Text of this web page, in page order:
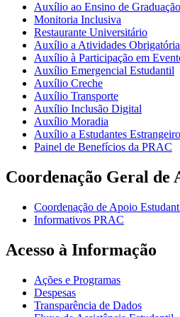
Auxílio ao Ensino de Graduação
Monitoria Inclusiva
Restaurante Universitário
Auxílio a Atividades
Auxílio à Participação em
Auxílio Emergencial Estudantil
Auxílio Creche
Auxílio Transporte
Auxílio Inclusão Digital
Auxílio Moradia
Auxílio a Estudantes
Painel de Benefícios da PRAC
Coordenação Geral de
Coordenação de Apoio
Informativos PRAC
Acesso à Informação
Ações e Programas
Despesas
Transparência de Dados